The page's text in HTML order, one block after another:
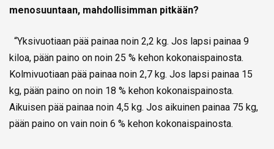
menosuuntaan, mahdollisimman pitkään?
“Yksivuotiaan pää painaa noin 2,2 kg. Jos lapsi painaa 9
kiloa, pään paino on noin 25 % kehon kokonaispainosta.
Kolmivuotiaan pää painaa noin 2,7 kg. Jos lapsi painaa 15
kg, pään paino on noin 18 % kehon kokonaispainosta.
Aikuisen pää painaa noin 4,5 kg. Jos aikuinen painaa 75 kg,
pään paino on vain noin 6 % kehon kokonaispainosta.